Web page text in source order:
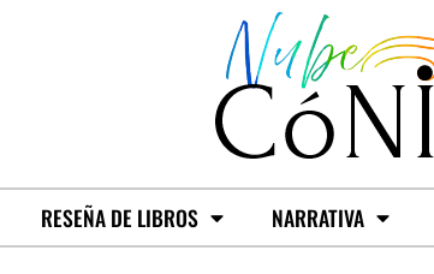
RESEÑA DE LIBROS NARRATIVA